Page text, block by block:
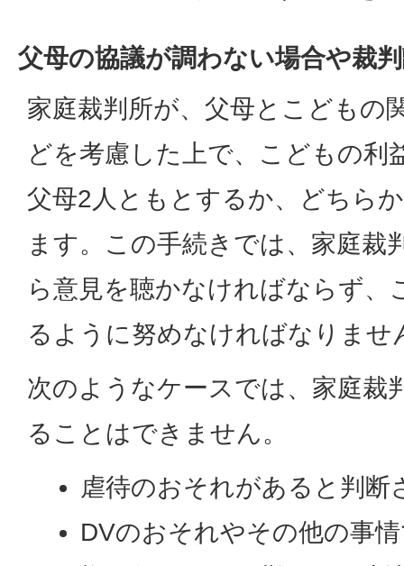
父母の協議が調わない場合や裁
家庭裁判所が、父母とこどもの
どを考慮した上で、こどもの利
父母2人ともとするか、どちら
ます。この手続きでは、家庭裁
ら意見を聴かなければならず、
るように努めなければなりませ
次のようなケースでは、家庭裁
ることはできません。
虐待のおそれがあると判断
DVのおそれやその他の事